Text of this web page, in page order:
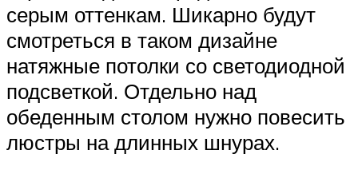
серым оттенкам. Шикарно будут
смотреться в таком дизайне
натяжные потолки со светодиодной
подсветкой. Отдельно над
обеденным столом нужно повесить
люстры на длинных шнурах.